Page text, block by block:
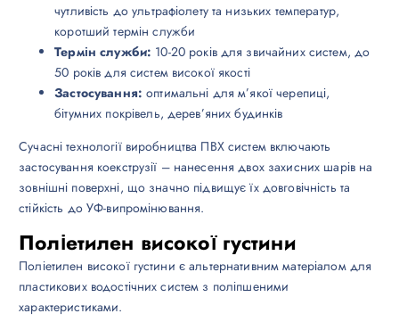
чутливість до ультрафіолету та низьких температур,
коротший термін служби
Термін служби: 10-20 років для звичайних систем, до
50 років для систем високої якості
Застосування: оптимальні для м’якої черепиці,
бітумних покрівель, дерев’яних будинків
Сучасні технології виробництва ПВХ систем включають
застосування коекструзії – нанесення двох захисних шарів на
зовнішні поверхні, що значно підвищує їх довговічність та
стійкість до УФ-випромінювання.
Поліетилен високої густини
Поліетилен високої густини є альтернативним матеріалом для
пластикових водостічних систем з поліпшеними
характеристиками.